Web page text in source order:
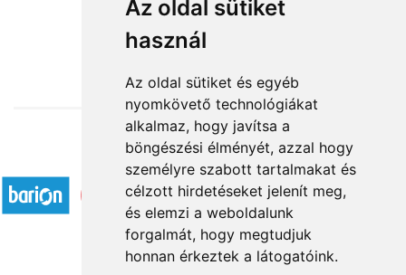
Az oldal sütiket
használ
Az oldal sütiket és egyéb
nyomkövető technológiákat
alkalmaz, hogy javítsa a
böngészési élményét, azzal hogy
személyre szabott tartalmakat és
célzott hirdetéseket jelenít meg,
és elemzi a weboldalunk
forgalmát, hogy megtudjuk
honnan érkeztek a látogatóink.
from HUF24,800
Accepted payment methods